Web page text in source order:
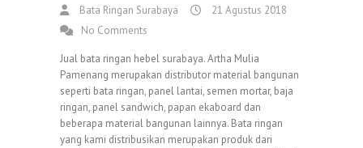
Bata Ringan Surabaya
21 Agustus 2018
No Comments
Jual bata ringan hebel surabaya. Artha Mulia
Pamenang merupakan distributor material bangunan
seperti bata ringan, panel lantai, semen mortar, baja
ringan, panel sandwich, papan ekaboard dan
beberapa material bangunan lainnya. Bata ringan
yang kami distribusikan merupakan produk dari